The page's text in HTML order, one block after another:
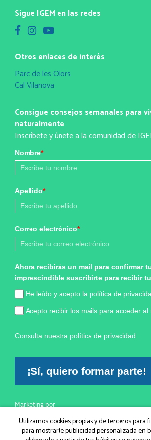
Sigue IGEM en las redes
Otros enlaces de interés
Parc de les Olors
Cal Vilanova
Consigue consejos semanales para
naturalmente
Inscríbete y únete a la comunidad de
Nombre*
Apellido*
Correo electrónico*
Ahora recibirás un mail para confirmar
imprescindible suscribirte para recibir
He leído y acepto la política de
Acepto recibir los mails para acceder al
Consulta nuestra política de privacidad.
¡Sí, quiero formar parte!
Marketing por
ActiveCampaign
Utilizamos cookies propias y de terceros para
para mostrarte publicidad personalizada en